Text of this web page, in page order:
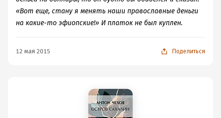
«Вот еще, стану я менять наши православные деньги
на какие-то эфиопские!» И платок не был куплен.
12 мая 2015 Поделиться